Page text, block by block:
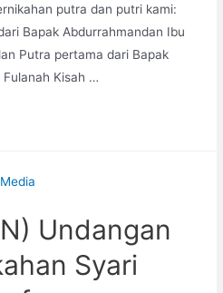
putra dan putri kami:
Bapak Abdurrahmandan Ibu
Putra pertama dari Bapak
Kisah …
Undangan
Syari